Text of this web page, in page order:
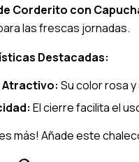
Corderito con
las frescas jornadas.
Destacadas:
Atractivo: Su color rosa
El cierre facilita el
más! Añade este